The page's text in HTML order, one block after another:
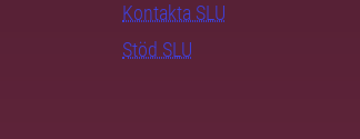
Kontakta SLU
Stöd SLU